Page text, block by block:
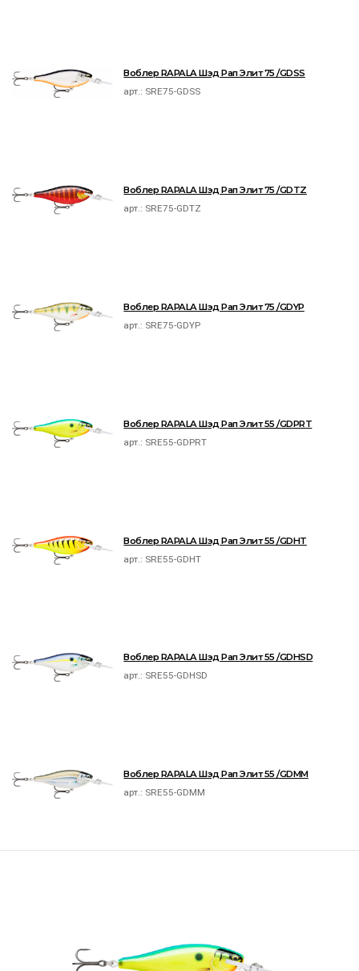
Воблер RAPALA Шэд Рап Элит 75 /GDSS
арт.: SRE75-GDSS
Воблер RAPALA Шэд Рап Элит 75 /GDTZ
арт.: SRE75-GDTZ
Воблер RAPALA Шэд Рап Элит 75 /GDYP
арт.: SRE75-GDYP
Воблер RAPALA Шэд Рап Элит 55 /GDPRT
арт.: SRE55-GDPRT
Воблер RAPALA Шэд Рап Элит 55 /GDHT
арт.: SRE55-GDHT
Воблер RAPALA Шэд Рап Элит 55 /GDHSD
арт.: SRE55-GDHSD
Воблер RAPALA Шэд Рап Элит 55 /GDMM
арт.: SRE55-GDMM